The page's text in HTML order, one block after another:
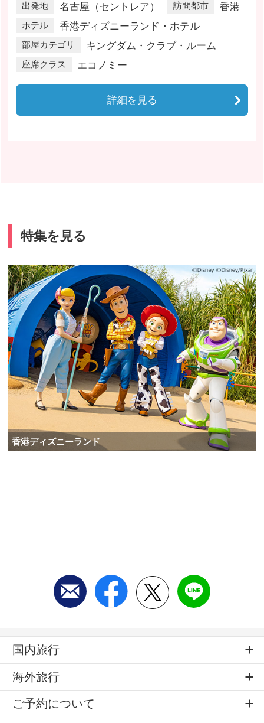
出発地 名古屋（セントレア） 訪問都市 香港
ホテル 香港ディズニーランド・ホテル
部屋カテゴリ キングダム・クラブ・ルーム
座席クラス エコノミー
詳細を見る
特集を見る
香港ディズニーランド
国内旅行
海外旅行
ご予約について